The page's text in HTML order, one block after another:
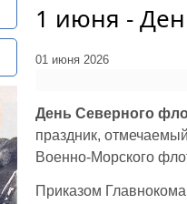
1 июня -
01 июня 2026
День Северного
праздник,
Военно-Морского
Приказом